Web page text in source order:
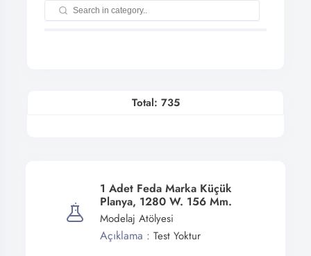
Total: 735
1 Adet Feda Marka Küçük
Planya, 1280 W. 156 Mm.
Modelaj Atölyesi
Açıklama : Test Yoktur